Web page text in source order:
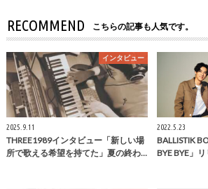
RECOMMEND こちらの記事も人気です。
インタビュー
2025.9.11
THREE1989インタビュー「新しい場
所で歌える希望を持てた」夏の終わ…
2022.5.23
BALLISTIK
BYE BYE」